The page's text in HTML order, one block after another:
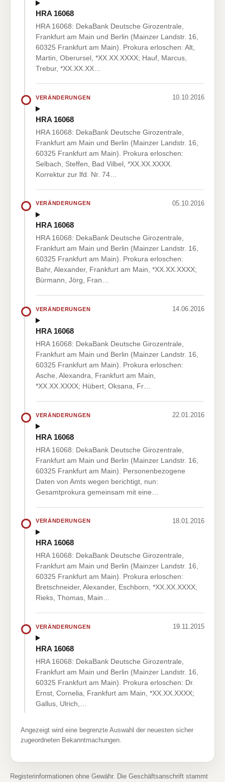
HRA 16068
HRA 16068: DekaBank Deutsche Girozentrale,
Frankfurt am Main und Berlin (Mainzer Landstr. 16,
60325 Frankfurt am Main). Prokura erloschen: Alt,
Martin, Oberursel, *XX.XX.XXXX; Hauf, Marcus,
Trebur, *XX.XX.XX…
VERÄNDERUNGEN 10.10.2016
HRA 16068
HRA 16068: DekaBank Deutsche Girozentrale,
Frankfurt am Main und Berlin (Mainzer Landstr. 16,
60325 Frankfurt am Main). Prokura erloschen:
Selbach, Steffen, Bad Vilbel, *XX.XX.XXXX.
Korrektur zur lfd. Nr. 74…
VERÄNDERUNGEN 05.10.2016
HRA 16068
HRA 16068: DekaBank Deutsche Girozentrale,
Frankfurt am Main und Berlin (Mainzer Landstr. 16,
60325 Frankfurt am Main). Prokura erloschen:
Bahr, Alexander, Frankfurt am Main, *XX.XX.XXXX;
Bürmann, Jörg, Fran…
VERÄNDERUNGEN 14.06.2016
HRA 16068
HRA 16068: DekaBank Deutsche Girozentrale,
Frankfurt am Main und Berlin (Mainzer Landstr. 16,
60325 Frankfurt am Main). Prokura erloschen:
Asche, Alexandra, Frankfurt am Main,
*XX.XX.XXXX; Hübert, Oksana, Fr…
VERÄNDERUNGEN 22.01.2016
HRA 16068
HRA 16068: DekaBank Deutsche Girozentrale,
Frankfurt am Main und Berlin (Mainzer Landstr. 16,
60325 Frankfurt am Main). Personenbezogene
Daten von Amts wegen berichtigt, nun:
Gesamtprokura gemeinsam mit eine…
VERÄNDERUNGEN 18.01.2016
HRA 16068
HRA 16068: DekaBank Deutsche Girozentrale,
Frankfurt am Main und Berlin (Mainzer Landstr. 16,
60325 Frankfurt am Main). Prokura erloschen:
Bretschneider, Alexander, Eschborn, *XX.XX.XXXX;
Rieks, Thomas, Main…
VERÄNDERUNGEN 19.11.2015
HRA 16068
HRA 16068: DekaBank Deutsche Girozentrale,
Frankfurt am Main und Berlin (Mainzer Landstr. 16,
60325 Frankfurt am Main). Prokura erloschen: Dr.
Ernst, Cornelia, Frankfurt am Main, *XX.XX.XXXX;
Gallus, Ulrich,…
Angezeigt wird eine begrenzte Auswahl der neuesten sicher
zugeordneten Bekanntmachungen.
Registerinformationen ohne Gewähr. Die Geschäftsanschrift stammt